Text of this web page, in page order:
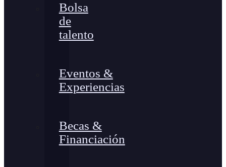
Bolsa
de
talento
Eventos &
Experiencias
Becas &
Financiación